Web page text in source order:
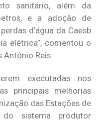
sanitário, além da
e a adoção de
d’água da Caesb
elétrica”, comentou o
Antônio Reis.
executadas nos
principais melhorias
das Estações de
sistema produtor